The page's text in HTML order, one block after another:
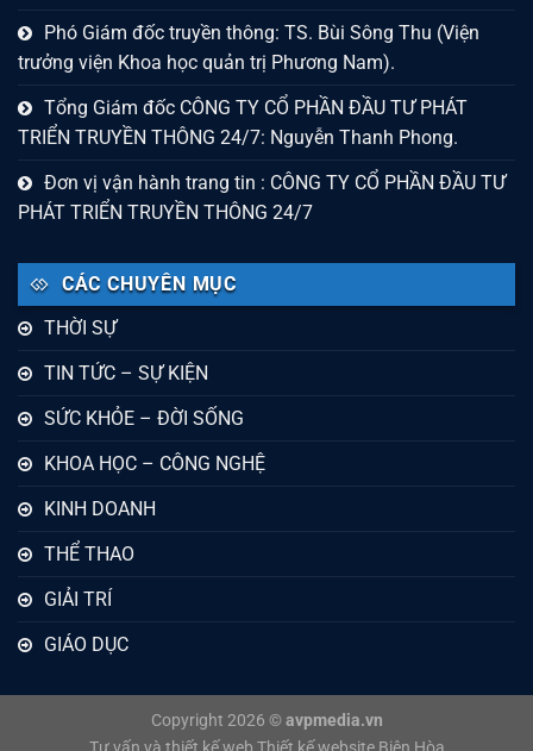
Phó Giám đốc truyền thông: TS. Bùi Sông Thu (Viện
trưởng viện Khoa học quản trị Phương Nam).
Tổng Giám đốc CÔNG TY CỔ PHẦN ĐẦU TƯ PHÁT
TRIỂN TRUYỀN THÔNG 24/7: Nguyễn Thanh Phong.
Đơn vị vận hành trang tin : CÔNG TY CỔ PHẦN ĐẦU TƯ
PHÁT TRIỂN TRUYỀN THÔNG 24/7
CÁC CHUYÊN MỤC
THỜI SỰ
TIN TỨC – SỰ KIỆN
SỨC KHỎE – ĐỜI SỐNG
KHOA HỌC – CÔNG NGHỆ
KINH DOANH
THỂ THAO
GIẢI TRÍ
GIÁO DỤC
Copyright 2026 © avpmedia.vn